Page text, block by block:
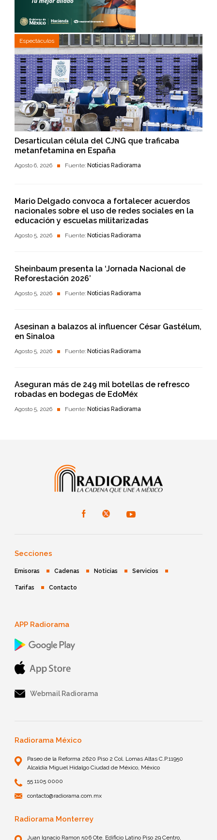
Espectáculos
Desarticulan célula del CJNG que traficaba
metanfetamina en España
Agosto 6, 2026 Fuente: Noticias Radiorama
Mario Delgado convoca a fortalecer acuerdos
nacionales sobre el uso de redes sociales en la
educación y escuelas militarizadas
Agosto 5, 2026 Fuente: Noticias Radiorama
Sheinbaum presenta la ‘Jornada Nacional de
Reforestación 2026’
Agosto 5, 2026 Fuente: Noticias Radiorama
Asesinan a balazos al influencer César Gastélum,
en Sinaloa
Agosto 5, 2026 Fuente: Noticias Radiorama
Aseguran más de 249 mil botellas de refresco
robadas en bodegas de EdoMéx
Agosto 5, 2026 Fuente: Noticias Radiorama
Secciones
Emisoras Cadenas Noticias Servicios
Tarifas Contacto
APP Radiorama
Webmail Radiorama
Radiorama México
Paseo de la Reforma 2620 Piso 2 Col. Lomas Altas C.P.11950
Alcaldía Miguel Hidalgo Ciudad de México, México
55 1105 0000
contacto@radiorama.com.mx
Radiorama Monterrey
Juan Ignacio Ramon 506 Ote. Edificio Latino Piso 29 Centro,